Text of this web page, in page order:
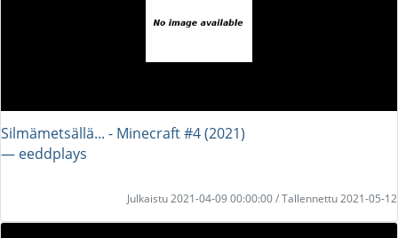
Silmämetsällä... - Minecraft #4 (2021)
― eeddplays
Julkaistu 2021-04-09 00:00:00 / Tallennettu 2021-05-12